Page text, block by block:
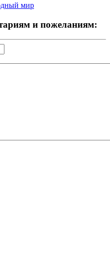
мир
и пожеланиям: